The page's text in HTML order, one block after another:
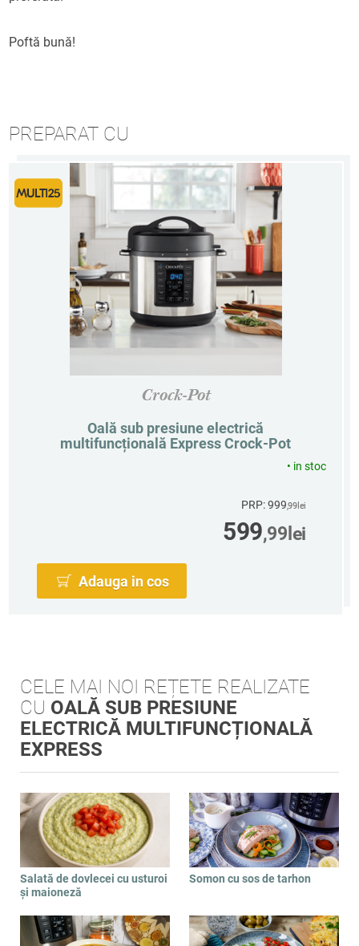
Poftă bună!
PREPARAT CU
Crock-Pot
Oală sub presiune electrică
multifuncțională Express Crock-Pot
• in stoc
PRP: 999,99 lei
599,99 lei
Adauga in cos
CELE MAI NOI REȚETE REALIZATE
CU OALĂ SUB PRESIUNE
ELECTRICĂ MULTIFUNCȚIONALĂ
EXPRESS
Salată de dovlecei cu usturoi
și maioneză
Somon cu sos de tarhon